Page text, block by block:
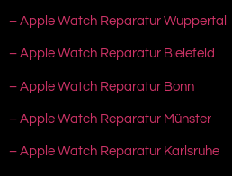
– Apple Watch Reparatur Wuppertal
– Apple Watch Reparatur Bielefeld
– Apple Watch Reparatur Bonn
– Apple Watch Reparatur Münster
– Apple Watch Reparatur Karlsruhe